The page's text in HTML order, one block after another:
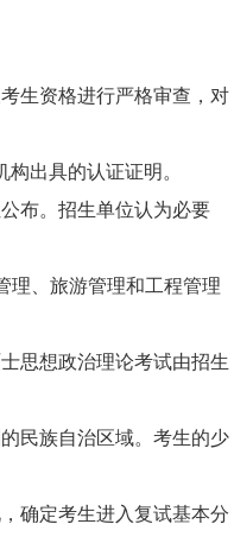
生资格进行严格审查，对
出具的认证证明。
布。招生单位认为必要
、旅游管理和工程管理
思想政治理论考试由招生
民族自治区域。考生的少
确定考生进入复试基本分